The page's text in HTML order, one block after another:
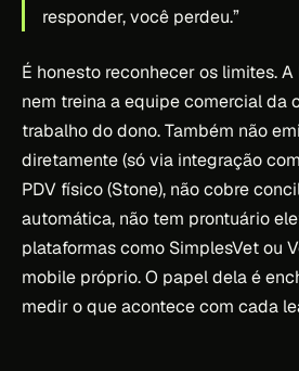
responder, você perdeu.”
É honesto reconhecer os limites. A
nem treina a equipe comercial da
trabalho do dono. Também não
diretamente (só via integração
PDV físico (Stone), não cobre
automática, não tem prontuário
plataformas como SimplesVet ou
mobile próprio. O papel dela é
medir o que acontece com cada